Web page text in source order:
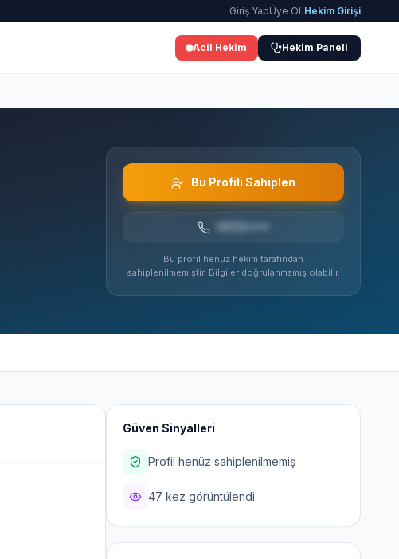
Giriş YapÜye Ol Hekim Girişi
Acil Hekim Hekim Paneli
Bu Profili Sahiplen
Bu profil henüz hekim tarafından
sahiplenilmemiştir. Bilgiler doğrulanmamış olabilir.
Güven Sinyalleri
Profil henüz sahiplenilmemiş
47 kez görüntülendi